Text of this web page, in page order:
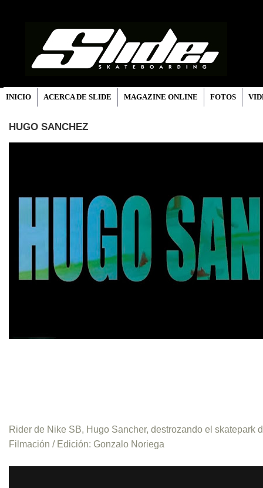
INICIO ACERCA DE SLIDE MAGAZINE ONLINE FOTOS
HUGO SANCHEZ
Rider de Nike SB, Hugo Sancher, destrozando el skatepark
Filmación / Edición: Gonzalo Noriega